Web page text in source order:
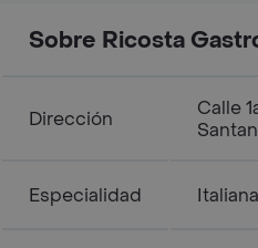
Sobre Ricosta
Dirección
Calle
Especialidad Italiana